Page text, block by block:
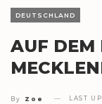
DEUTSCHLAND
AUF DEM
By Zoe LAST